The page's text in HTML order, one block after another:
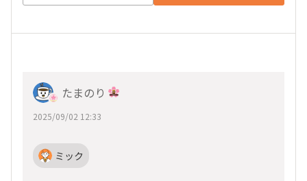
たまのり
2025/09/02 12:33
ミック